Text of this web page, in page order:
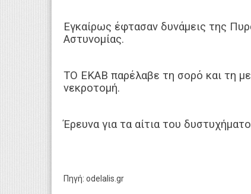
Εγκαίρως έφτασαν δυνάμεις της
Αστυνομίας.
ΤΟ ΕΚΑΒ παρέλαβε τη σορό και τη
νεκροτομή.
Έρευνα για τα αίτια του
Πηγή: odelalis.gr